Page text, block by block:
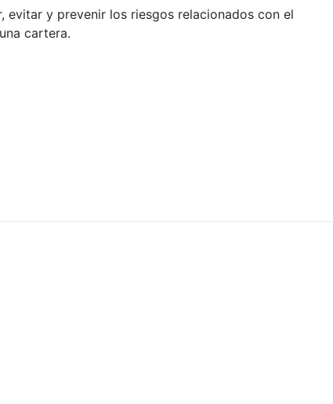
evitar y prevenir los riesgos relacionados con el
cartera.